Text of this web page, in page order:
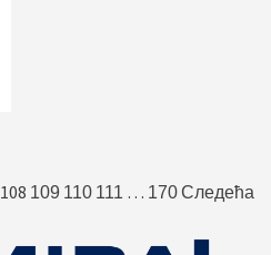
108 109 110 111 … 170Следећа